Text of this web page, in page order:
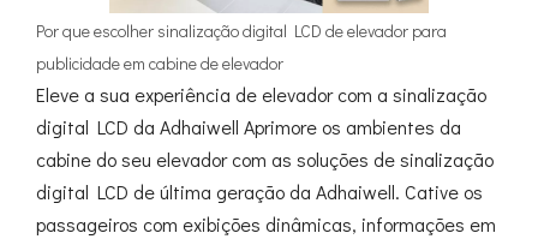
Por que escolher sinalização digital LCD de elevador para
publicidade em cabine de elevador
Eleve a sua experiência de elevador com a sinalização
digital LCD da Adhaiwell Aprimore os ambientes da
cabine do seu elevador com as soluções de sinalização
digital LCD de última geração da Adhaiwell. Cative os
passageiros com exibições dinâmicas, informações em